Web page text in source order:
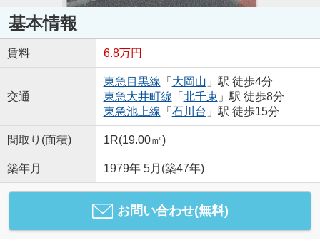
基本情報
賃料 6.8万円
交通
東急目黒線 「 大岡山 」駅 徒歩4分
東急大井町線 「 北千束 」駅 徒歩8分
東急池上線 「 石川台 」駅 徒歩15分
間取り(面積) 1R(19.00㎡)
築年月 1979年 5月(築47年)
お問い合わせ(無料)